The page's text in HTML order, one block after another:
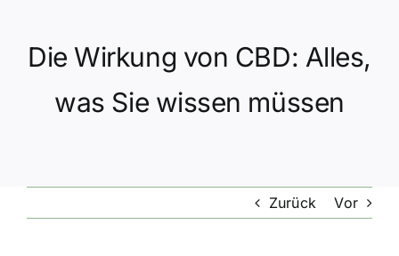
Datenschutz
Die Wirkung von CBD: Alles,
was Sie wissen müssen
Zurück Vor